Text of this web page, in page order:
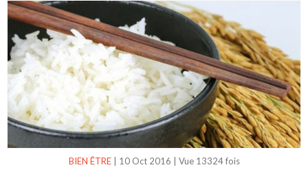
BIEN ÊTRE| 10 Oct 2016 Vue 13324 fois